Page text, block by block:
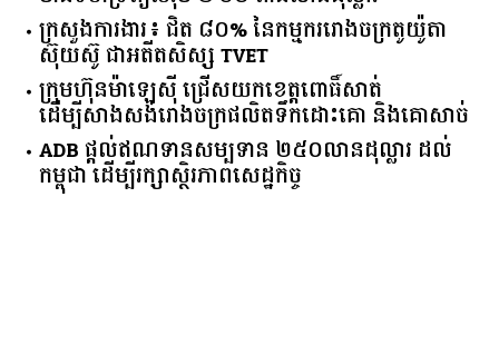
ក្រសួង​ការងារ​៖ ​ជិត​ ​៨០​% ​នៃ​កម្មករ​រោងចក្រ​តូយ៉ូតា ​
ស៊ុយ​ស៊ូ ​ជា​អតីត​សិស្ស​ ​TVET​
ក្រុមហ៊ុន​ម៉ាឡេស៊ី ជ្រើសយកខេត្ដពោធិ៍សាត់
ដើម្បីសាងសង់រោងចក្រផលិតទឹកដោះគោ និងគោសាច់
ADB ផ្តល់ឥណទានសម្បទាន ២៥០លានដុល្លារ ដល់
កម្ពុជា ដើម្បីរក្សាស្ថិរភាពសេដ្ឋកិច្ច